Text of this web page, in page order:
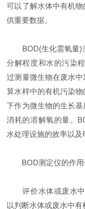
可以了解水体中有机
供重要数据。
BOD(生化需氧量)
分解程度和水的污染
过测量微生物在废水
算水样中的有机污染
下作为微生物的生长
消耗的溶解氧的量。
水处理设施的效率以及
BOD测定仪的作用
评价水体或废水中
以判断水体或废水中有